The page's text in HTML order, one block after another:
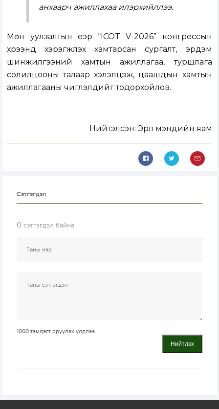
анхаарч ажиллахаа илэрхийллээ.
Мөн уулзалтын үеэр “ICOT V-2026” конгрессын
хүрээнд хэрэгжүүлэх хамтарсан сургалт, эрдэм
шинжилгээний хамтын ажиллагаа, туршлага
солилцооны талаар хэлэлцэж, цаашдын хамтын
ажиллагааны чиглэлүүдийг тодорхойлов.
Нийтэлсэн: Эрүүл мэндийн яам
Сэтгэгдэл
0 сэтгэгдэл байна
1000 тэмдэгт оруулах үлдлээ.
Нийтлэх